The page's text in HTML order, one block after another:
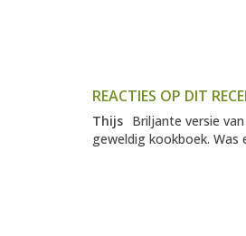
REACTIES OP DIT
Thijs Briljante versie
geweldig kookboek.